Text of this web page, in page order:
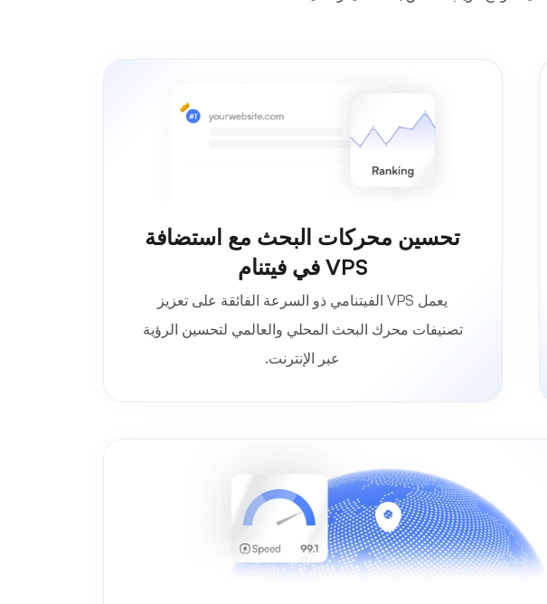
تحسين محركات البحث مع استضافة
VPS في فيتنام
يعمل VPS الفيتنامي ذو السرعة الفائقة على تعزيز
تصنيفات محرك البحث المحلي والعالمي لتحسين الرؤية
عبر الإنترنت.